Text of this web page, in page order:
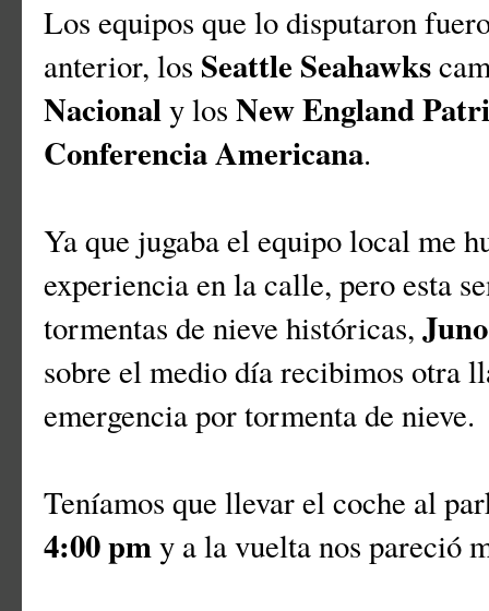
Los equipos que lo disputaron
anterior, los Seattle Seahawks
Nacionaly los New England
Conferencia Americana.
Ya que jugaba el equipo local me
experiencia en la calle, pero esta
tormentas de nieve históricas, Juno
sobre el medio día recibimos otra
emergencia por tormenta de nieve.
Teníamos que llevar el coche al
4:00 pmy a la vuelta nos pareció